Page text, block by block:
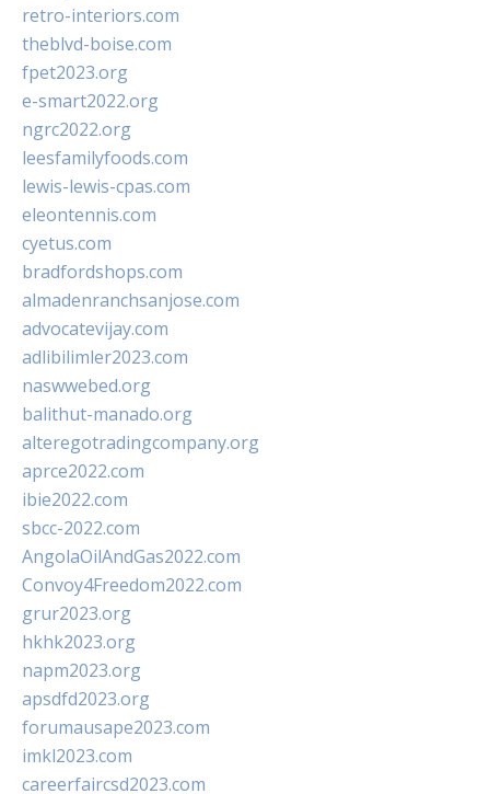
retro-interiors.com
theblvd-boise.com
fpet2023.org
e-smart2022.org
ngrc2022.org
leesfamilyfoods.com
lewis-lewis-cpas.com
eleontennis.com
cyetus.com
bradfordshops.com
almadenranchsanjose.com
advocatevijay.com
adlibilimler2023.com
naswwebed.org
balithut-manado.org
alteregotradingcompany.org
aprce2022.com
ibie2022.com
sbcc-2022.com
AngolaOilAndGas2022.com
Convoy4Freedom2022.com
grur2023.org
hkhk2023.org
napm2023.org
apsdfd2023.org
forumausape2023.com
imkl2023.com
careerfaircsd2023.com